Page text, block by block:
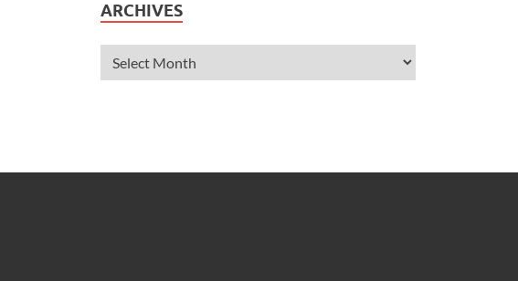
ARCHIVES